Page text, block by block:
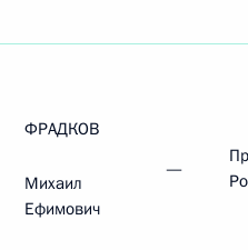
ФРАДКОВ
Михаил
Ефимович
—